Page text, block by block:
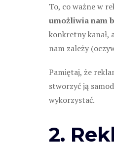
To, co ważne w
umożliwia nam
konkretny kanał,
nam zależy
Pamiętaj, że
stworzyć ją
wykorzystać.
2.